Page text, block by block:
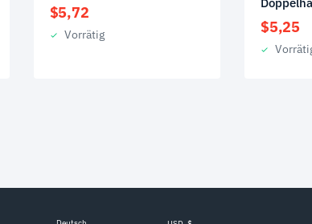
$5,72
Vorrätig $5,25